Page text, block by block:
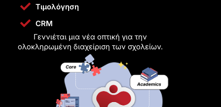
Τιμολόγηση
CRM
Γεννιέται μια νέα οπτική για την
ολοκληρωμένη διαχείριση των σχολείων.